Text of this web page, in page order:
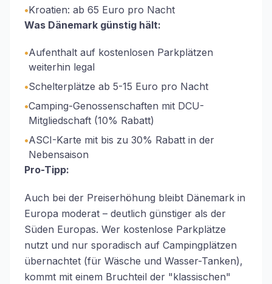
•Kroatien: ab 65 Euro pro Nacht
Was Dänemark günstig hält:
•Aufenthalt auf kostenlosen Parkplätzen
weiterhin legal
•Schelterplätze ab 5-15 Euro pro Nacht
•Camping-Genossenschaften mit DCU-
Mitgliedschaft (10% Rabatt)
•ASCI-Karte mit bis zu 30% Rabatt in der
Nebensaison
Pro-Tipp:
Auch bei der Preiserhöhung bleibt Dänemark in
Europa moderat – deutlich günstiger als der
Süden Europas. Wer kostenlose Parkplätze
nutzt und nur sporadisch auf Campingplätzen
übernachtet (für Wäsche und Wasser-Tanken),
kommt mit einem Bruchteil der "klassischen"